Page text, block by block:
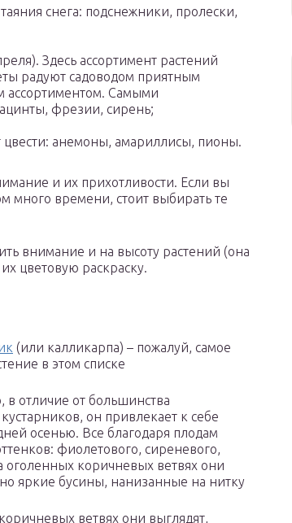
снега: подснежники, пролески,
Здесь ассортимент растений
радуют садоводом приятным
ассортиментом. Самыми
фрезии, сирень;
анемоны, амариллисы, пионы.
и их прихотливости. Если вы
много времени, стоит выбирать те
внимание и на высоту растений (она
цветовую раскраску.
(или калликарпа) – пожалуй, самое
в этом списке
в отличие от большинства
он привлекает к себе
осенью. Все благодаря плодам
фиолетового, сиреневого,
оголенных коричневых ветвях они
яркие бусины, нанизанные на нитку
ветвях они выглядят,